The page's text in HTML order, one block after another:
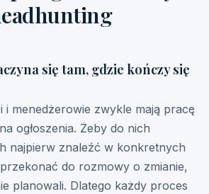
się tam, gdzie kończy się
i menedżerowie zwykle mają pracę
ogłoszenia. Żeby do nich
najpierw znaleźć w konkretnych
do rozmowy o zmianie,
planowali. Dlatego każdy proces